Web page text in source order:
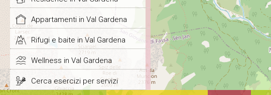
Appartamenti in Val Gardena
Rifugi e baite in Val Gardena
Wellness in Val Gardena
Cerca esercizi per servizi